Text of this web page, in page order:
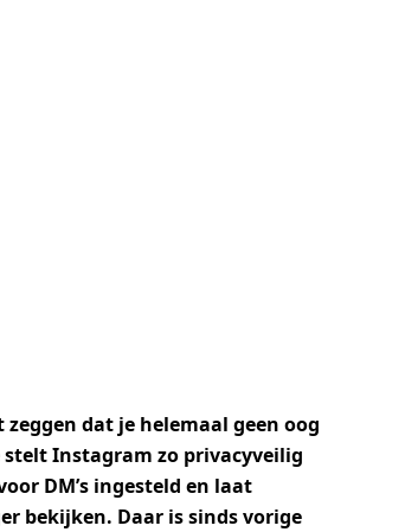
dat je helemaal geen oog
stelt Instagram zo privacyveilig
DM’s ingesteld en laat
bekijken. Daar is sinds vorige